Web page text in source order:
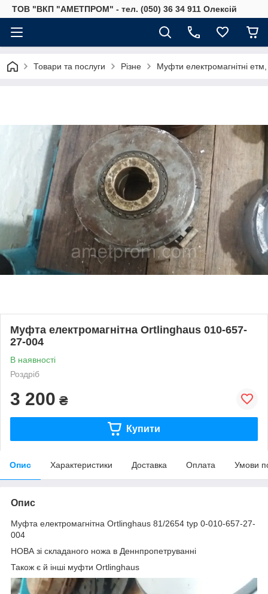
ТОВ "ВКП "АМЕТПРОМ" - тел. (050) 36 34 911 Олексій
Товари та послуги Різне Муфти електромагнітні
Муфта електромагнітна Ortlinghaus 010-657-
27-004
В наявності
Роздріб
3 200 ₴
Купити
Опис Характеристики Доставка Оплата Умови
Опис
Муфта електромагнітна Ortlinghaus 81/2654 typ 0-010-657-27-
004
НОВА зі складаного ножа в Деннпропетруванні
Також є й інші муфти Ortlinghaus